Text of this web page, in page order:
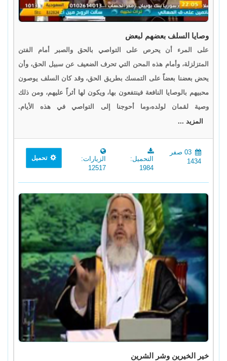
وصايا السلف بعضهم لبعض
على المرء أن يحرص على التواصي بالحق والصبر أمام الفتن
المتزلزلة، وأمام هذه المحن التي تحرف الضعيف عن سبيل الحق، وأن
يحض بعضنا بعضاً على التمسك بطريق الحق، وقد كان السلف يوصون
محبيهم بالوصايا النافعة فينتفعون بها، ويكون لها أثراً عليهم، ومن ذلك
وصية لقمان لولده،وما أحوجنا إلى التواصي في هذه الأيام.
المزيد ...
03 صفر
1434
التحميل:
1984
الزيارات:
12517
تحميل
خير الخيرين وشر الشرين